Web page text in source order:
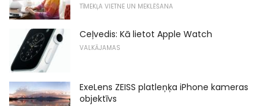
TĪMEKĻA VIETNE UN MEKLĒŠANA
Ceļvedis: Kā lietot Apple Watch
VALKĀJAMAS
ExeLens ZEISS platleņķa iPhone kameras
objektīvs